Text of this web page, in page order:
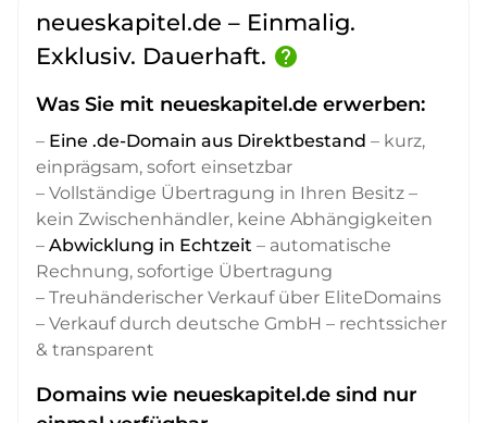
neueskapitel.de – Einmalig.
Exklusiv. Dauerhaft. help
Was Sie mit neueskapitel.de erwerben:
– Eine .de-Domain aus Direktbestand – kurz,
einprägsam, sofort einsetzbar
– Vollständige Übertragung in Ihren Besitz –
kein Zwischenhändler, keine Abhängigkeiten
– Abwicklung in Echtzeit – automatische
Rechnung, sofortige Übertragung
– Treuhänderischer Verkauf über EliteDomains
– Verkauf durch deutsche GmbH – rechtssicher
& transparent
Domains wie neueskapitel.de sind nur